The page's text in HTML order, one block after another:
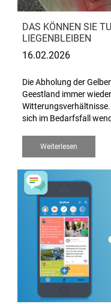
DAS KÖNNEN SIE
LIEGENBLEIBEN
16.02.2026
Die Abholung der
Geestland immer
Witterungsverhältnisse.
sich im Bedarfsfall
Weiterlesen